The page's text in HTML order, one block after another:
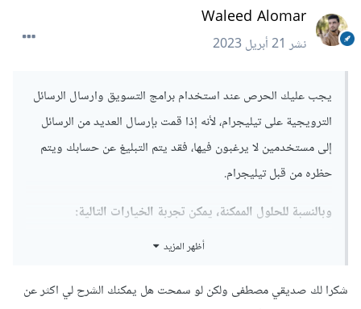
Waleed Alomar
نشر21 أبريل 2023
يجب عليك الحرص عند استخدام برامج التسويق وارسال الرسائل
الترويجية على تيليجرام، لأنه إذا قمت بإرسال العديد من الرسائل
إلى مستخدمين لا يرغبون فيها، فقد يتم التبليغ عن حسابك ويتم
حظره من قبل تيليجرام.
وبالنسبة للحلول الممكنة، يمكن تجربة الخيارات التالية:
الحرص على عدم إرسال العديد من الرسائل المزعجة في
قبل إرسال الرسائل.
أظهر المزيد
شكرا لك صديقي مصطفى ولكن لو سمحت هل يمكنك الشرح لي اكثر عن